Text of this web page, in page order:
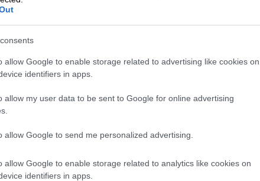
allow Google to enable storage related to advertising like cookies on
identifiers in apps.
allow my user data to be sent to Google for online advertising
allow Google to send me personalized advertising.
allow Google to enable storage related to analytics like cookies on
identifiers in apps.
και κράτη-μέλη απέναντι στην
Τουρκία
πλευρά, τα ευρωπαϊκά όργανα και τα
της ενταξιακής διαδικασίας,
πιο δυναμική και στρατηγική εταιρική
σχέσεις εκτός του πλαισίου της
ενδιαφέροντος και ζητώντας εκ νέου
επιπέδουγια κοινές προκλήσεις, όπως ο
Υπογραμμίζεται επίσης η ανάγκη να
κριτήρια για την απελευθέρωση του